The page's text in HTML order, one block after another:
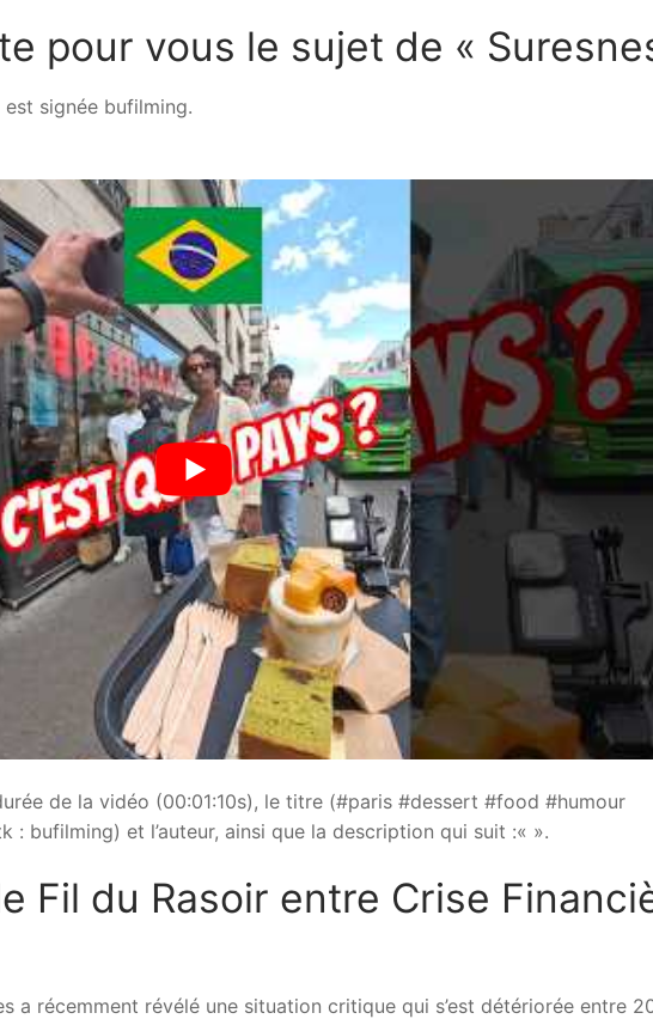
pour vous le sujet de «
signée bufilming.
de la vidéo (00:01:10s), le titre (#paris #dessert #food #humour
bufilming) et l’auteur, ainsi que la description qui suit :« ».
Fil du Rasoir entre Crise
a récemment révélé une situation critique qui s’est détériorée entre